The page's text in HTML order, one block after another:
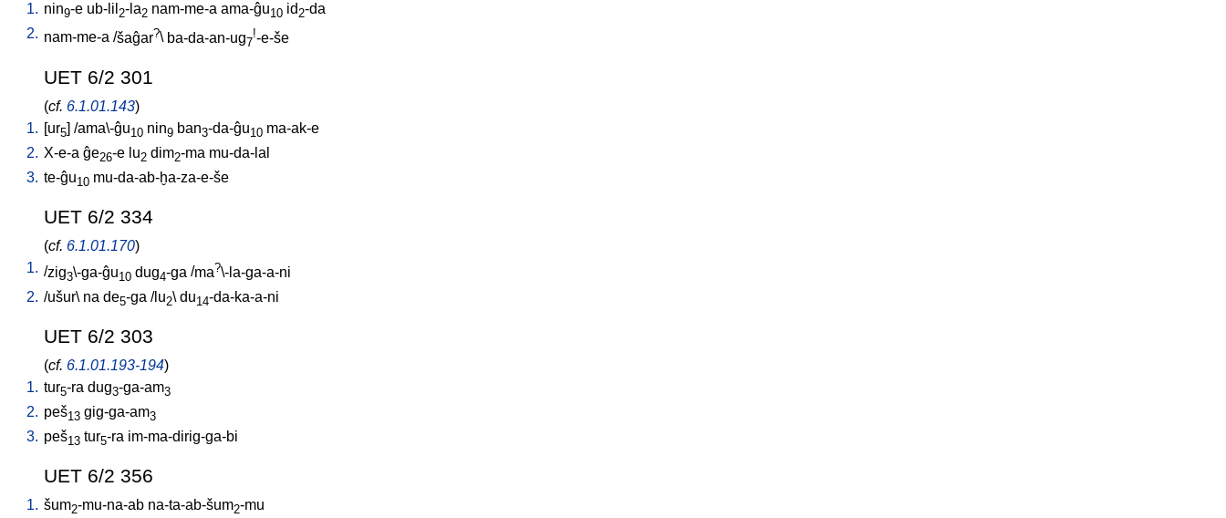
1. nin9-e ub-lil 2-la2 nam-me-a ama-ĝu10 id2-da
2. nam-me-a /šaĝar?\ ba-da-an-ug7
!-e-še
UET 6/2 301
(cf. 6.1.01.143)
1. [ur5] /ama\-ĝu10 nin9 ban3-da-ĝu10 ma-ak-e
2. X-e-a ĝe26-e lu2 dim2-ma mu-da-lal
3. te-ĝu10 mu-da-ab-ḫa-za-e-še
UET 6/2 334
(cf. 6.1.01.170)
1. /zig3\-ga-ĝu10 dug4-ga /ma?\-la-ga-a-ni
2. /ušur\ na de5-ga /lu2\ du14-da-ka-a-ni
UET 6/2 303
(cf. 6.1.01.193-194)
1. tur5-ra dug3-ga-am3
2. peš13 gig-ga-am3
3. peš13 tur5-ra im-ma-dirig-ga-bi
UET 6/2 356
1. šum2-mu-na-ab na-ta-ab-šum2-mu